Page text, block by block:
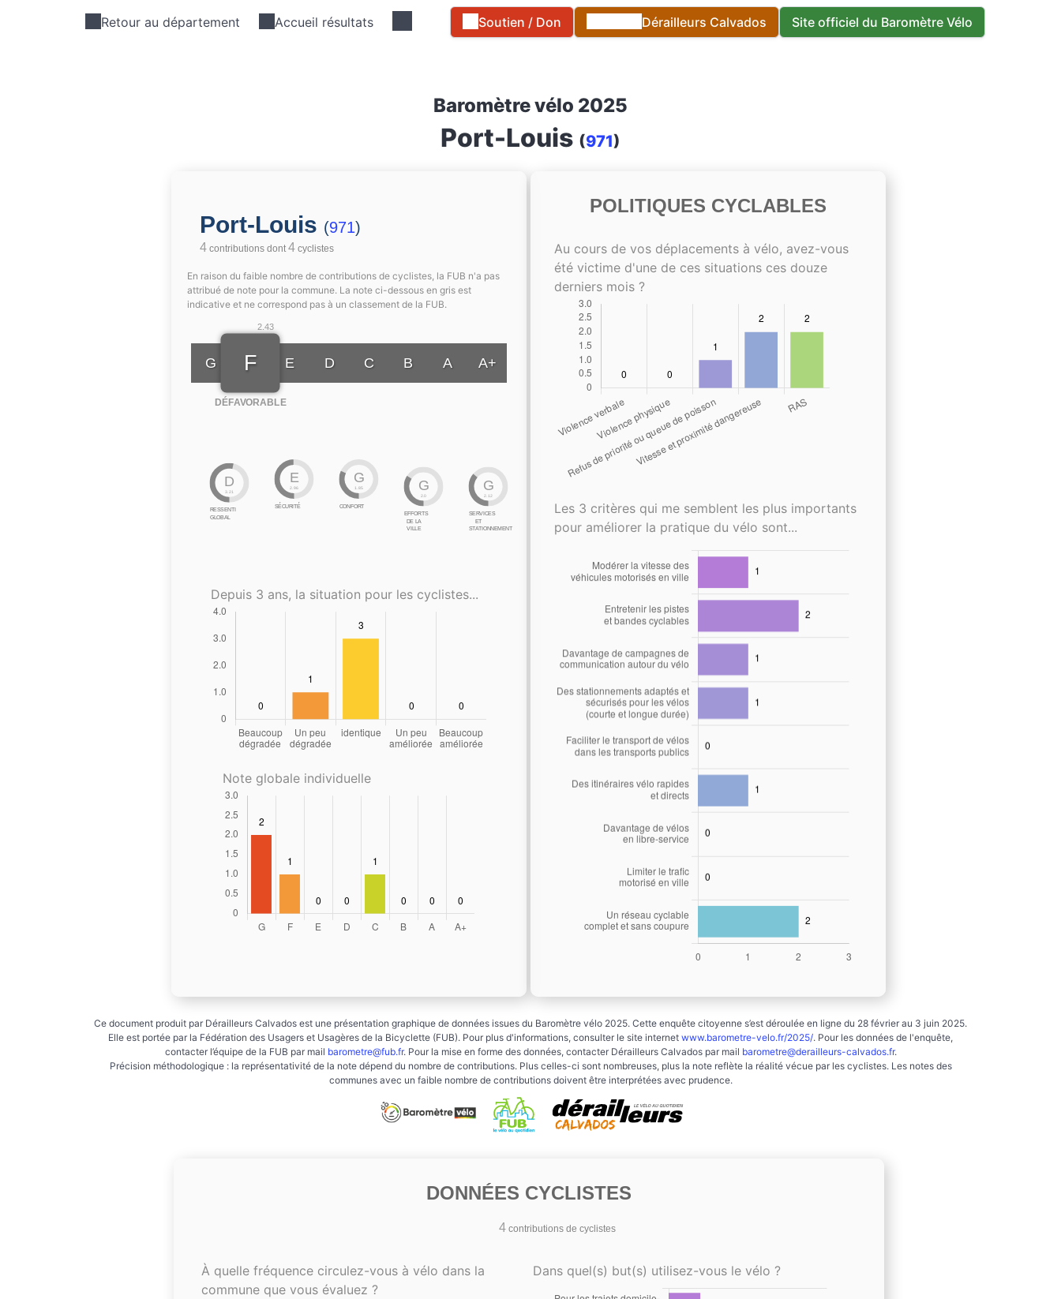
Retour au département Accueil résultats Soutien / Don Dérailleurs Calvados Site officiel du Baromètre Vélo
Baromètre vélo 2025
Port-Louis (971)
Port-Louis (971)
4 contributions dont4 cyclistes
En raison du faible nombre de contributions de cyclistes, la FUB n'a pas
attribué de note pour la commune. La note ci-dessous en gris est
indicative et ne correspond pas à un classement de la FUB.
G
2.43
F
DÉFAVORABLE
E D C B A A+
D
3.21
RESSENTI
GLOBAL
E
2.96
SÉCURITÉ
G
1.85
CONFORT
G
2.0
EFFORTS
DE LA
VILLE
G
2.12
SERVICES
ET
STATIONNEMENT
Depuis 3 ans, la situation pour les cyclistes...
Note globale individuelle
POLITIQUES CYCLABLES
Au cours de vos déplacements à vélo, avez-vous
été victime d'une de ces situations ces douze
derniers mois ?
Les 3 critères qui me semblent les plus importants
pour améliorer la pratique du vélo sont...
Ce document produit par Dérailleurs Calvados est une présentation graphique de données issues du Baromètre vélo 2025. Cette enquête citoyenne s’est déroulée en ligne du 28 février au 3 juin 2025.
Elle est portée par la Fédération des Usagers et Usagères de la Bicyclette (FUB). Pour plus d'informations, consulter le site internet www.barometre-velo.fr/2025/. Pour les données de l'enquête,
contacter l’équipe de la FUB par mail barometre@fub.fr. Pour la mise en forme des données, contacter Dérailleurs Calvados par mail barometre@derailleurs-calvados.fr.
Précision méthodologique : la représentativité de la note dépend du nombre de contributions. Plus celles-ci sont nombreuses, plus la note reflète la réalité vécue par les cyclistes. Les notes des
communes avec un faible nombre de contributions doivent être interprétées avec prudence.
DONNÉES CYCLISTES
4contributions de cyclistes
À quelle fréquence circulez-vous à vélo dans la
commune que vous évaluez ?
Dans quel(s) but(s) utilisez-vous le vélo ?